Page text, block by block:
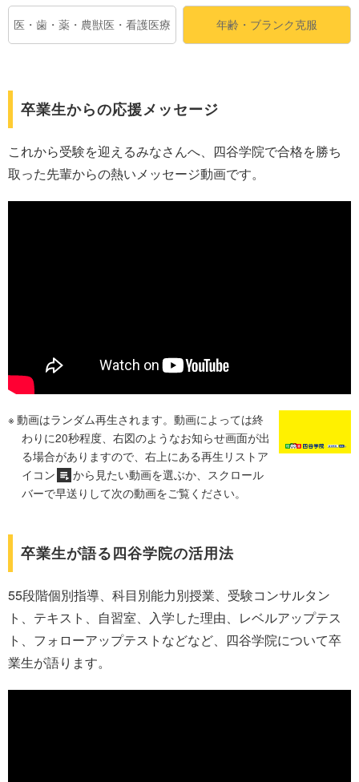
医・歯・薬・農獣医・看護医療 年齢・ブランク克服
卒業生からの応援メッセージ
これから受験を迎えるみなさんへ、四谷学院で合格を勝ち
取った先輩からの熱いメッセージ動画です。
動画はランダム再生されます。動画によっては終
わりに20秒程度、右図のようなお知らせ画面が出
る場合がありますので、右上にある再生リストア
イコン
から見たい動画を選ぶか、スクロール
バーで早送りして次の動画をご覧ください。
卒業生が語る四谷学院の活用法
55段階個別指導、科目別能力別授業、受験コンサルタン
ト、テキスト、自習室、入学した理由、レベルアップテス
ト、フォローアップテストなどなど、四谷学院について卒
業生が語ります。